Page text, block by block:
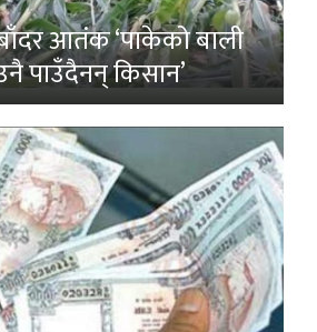
आतंक ‘पाकेको बाली
पाउँदैनन् किसान’